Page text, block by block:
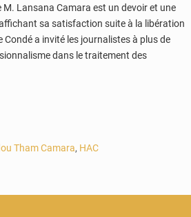
M. Lansana Camara est un devoir et une
sa satisfaction suite à la libération
a invité les journalistes à plus de
dans le traitement des
Tham Camara, HAC